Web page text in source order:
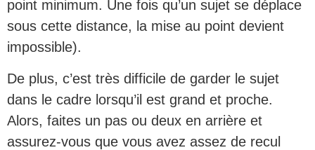
point minimum. Une fois qu’un sujet se déplace
sous cette distance, la mise au point devient
impossible).
De plus, c’est très difficile de garder le sujet
dans le cadre lorsqu’il est grand et proche.
Alors, faites un pas ou deux en arrière et
assurez-vous que vous avez assez de recul